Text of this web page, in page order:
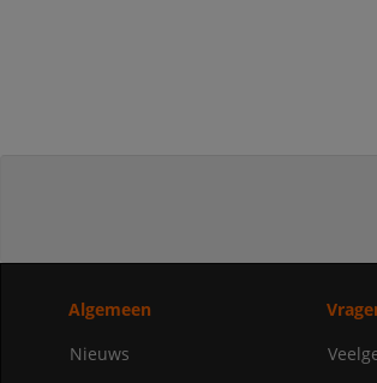
Algemeen
Nieuws